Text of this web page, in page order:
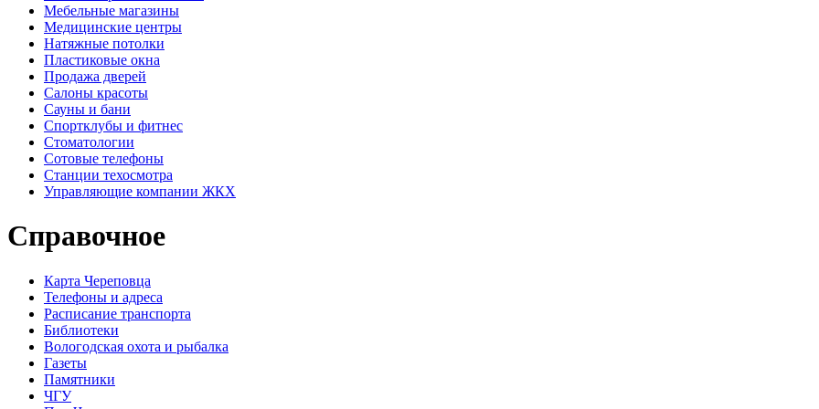
Мебельные магазины
Медицинские центры
Натяжные потолки
Пластиковые окна
Продажа дверей
Салоны красоты
Сауны и бани
Спортклубы и фитнес
Стоматологии
Сотовые телефоны
Станции техосмотра
Управляющие компании ЖКХ
Справочное
Карта Череповца
Телефоны и адреса
Расписание транспорта
Библиотеки
Вологодская охота и рыбалка
Газеты
Памятники
ЧГУ